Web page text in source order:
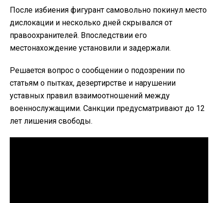
После избиения фигурант самовольно покинул место
дислокации и несколько дней скрывался от
правоохранителей. Впоследствии его
местонахождение установили и задержали.
Решается вопрос о сообщении о подозрении по
статьям о пытках, дезертирстве и нарушении
уставных правил взаимоотношений между
военнослужащими. Санкции предусматривают до 12
лет лишения свободы.